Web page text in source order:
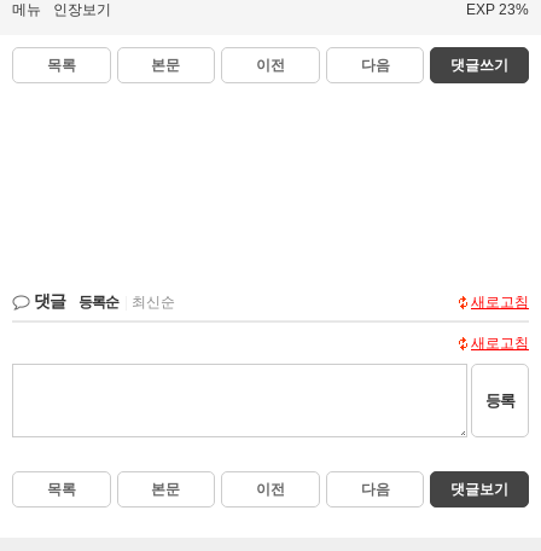
메뉴 인장보기 EXP 23%
목록 본문 이전 다음 댓글쓰기
댓글 등록순 최신순 새로고침
새로고침
등록
목록 본문 이전 다음 댓글보기